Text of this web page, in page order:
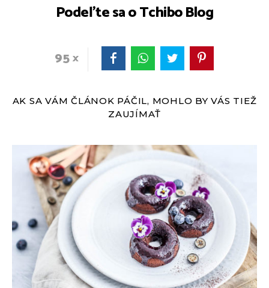
Podeľte sa o Tchibo Blog
95
AK SA VÁM ČLÁNOK PÁČIL, MOHLO BY VÁS TIEŽ
ZAUJÍMAŤ